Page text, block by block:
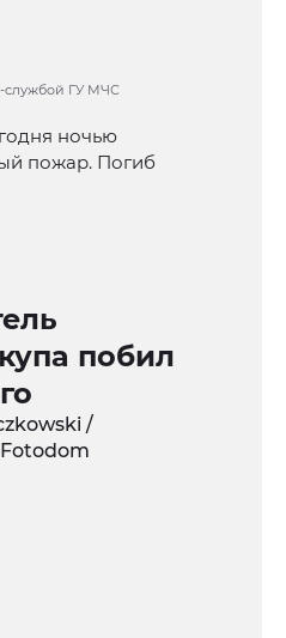
службой ГУ МЧС
ночью
пожар. Погиб
побил